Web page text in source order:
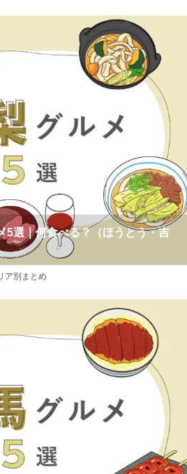
5選｜何食べる？（ほうとう・吉
ア別まとめ